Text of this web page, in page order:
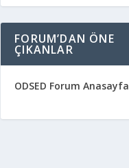
FORUM’DAN ÖNE
ÇIKANLAR
ODSED Forum Anasayfa